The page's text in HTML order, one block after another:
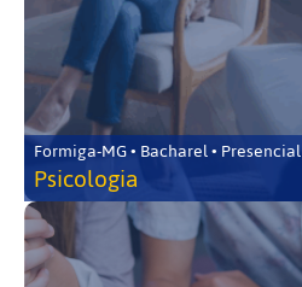
Formiga-MG • Bacharel • Presencial
Psicologia